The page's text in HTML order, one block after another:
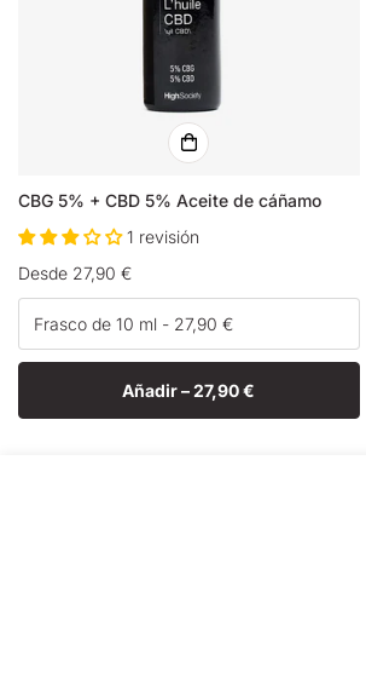
CBG 5% + CBD 5% Aceite de cáñamo
1 revisión
Precio
habitual
Desde 27,90 €
Añadir –27,90 €